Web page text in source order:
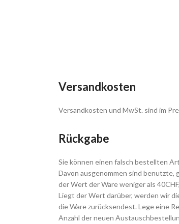
Versandkosten
Versandkosten und MwSt. sind im
Rückgabe
Sie können einen falsch bestellten
Davon ausgenommen sind
der Wert der Ware weniger als
Liegt der Wert darüber, werden wir
die Ware zurücksendest. Lege eine
Anzahl der neuen